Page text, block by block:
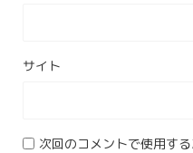
サイト
次回のコメントで使用す